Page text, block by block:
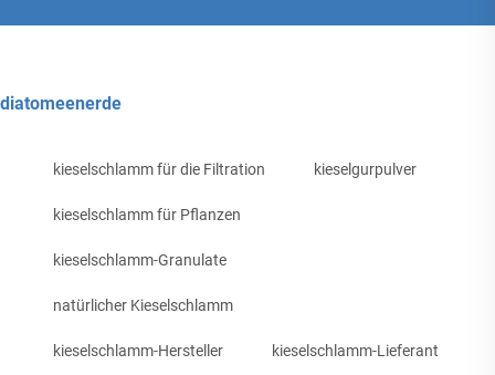
diatomeenerde
kieselschlamm für die Filtration kieselgurpulver
kieselschlamm für Pflanzen
kieselschlamm-Granulate
natürlicher Kieselschlamm
kieselschlamm-Hersteller kieselschlamm-Lieferant